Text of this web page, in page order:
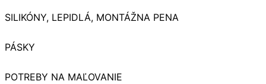
SILIKÓNY, LEPIDLÁ, MONTÁŽNA PENA
PÁSKY
POTREBY NA MAĽOVANIE